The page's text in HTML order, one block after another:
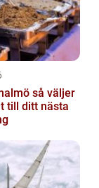
väljer
till ditt nästa